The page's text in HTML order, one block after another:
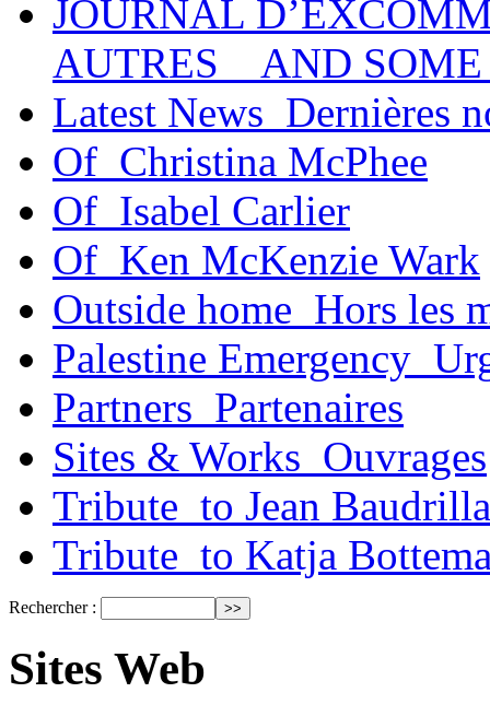
JOURNAL
AUTRES _ AND
Latest News_Dernières
Of_Christina McPhee
Of_Isabel Carlier
Of_Ken McKenzie Wark
Outside home_Hors les
Palestine
Partners_Partenaires
Sites & Works_Ouvrages
Tribute_to Jean
Tribute_to Katja
Rechercher :
Sites Web